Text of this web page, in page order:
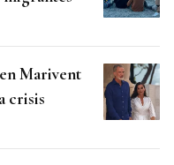
Marivent
crisis